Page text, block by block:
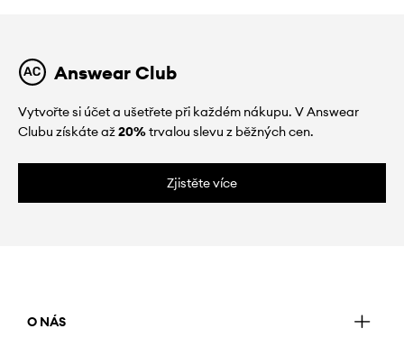
Answear Club
Vytvořte si účet a ušetřete při každém nákupu. V Answear
Clubu získáte až20%trvalou slevu z běžných cen.
Zjistěte více
O NÁS